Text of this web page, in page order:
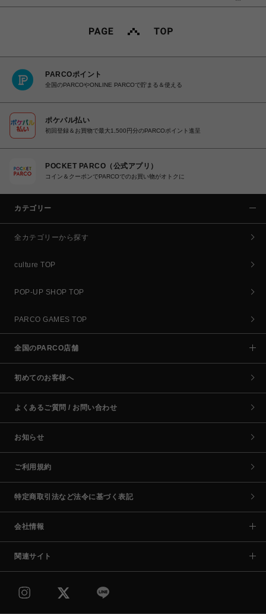
PARCOポイント
全国のPARCOやONLINE PARCOで貯まる＆使える
ポケパル払い
初回登録＆お買物で最大1,500円分のPARCOポイント進呈
POCKET PARCO（公式アプリ）
コイン＆クーポンでPARCOでのお買い物がオトクに
カテゴリー
全カテゴリーから探す
culture TOP
POP-UP SHOP TOP
PARCO GAMES TOP
全国のPARCO店舗
初めてのお客様へ
よくあるご質問 / お問い合わせ
お知らせ
ご利用規約
特定商取引法など法令に基づく表記
会社情報
関連サイト